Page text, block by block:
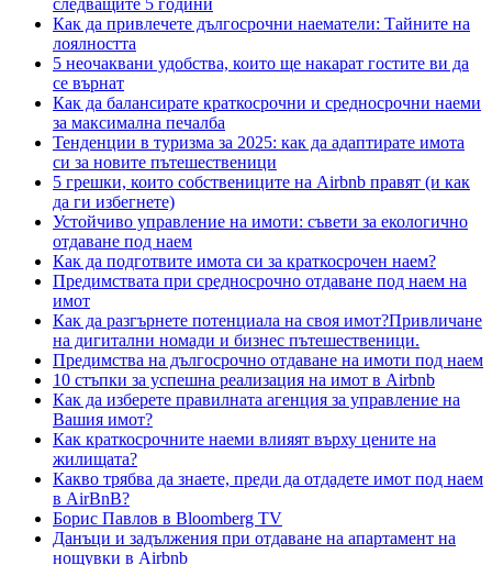
Как да привлечете дългосрочни наематели: Тайните на
лоялността
5 неочаквани удобства, които ще накарат гостите ви да
се върнат
Как да балансирате краткосрочни и средносрочни наеми
за максимална печалба
Тенденции в туризма за 2025: как да адаптирате имота
си за новите пътешественици
5 грешки, които собствениците на Airbnb правят (и как
да ги избегнете)
Устойчиво управление на имоти: съвети за екологично
отдаване под наем
Как да подготвите имота си за краткосрочен наем?
Предимствата при средносрочно отдаване под наем на
имот
Как да разгърнете потенциала на своя имот?Привличане
на дигитални номади и бизнес пътешественици.
Предимства на дългосрочно отдаване на имоти под наем
10 стъпки за успешна реализация на имот в Airbnb
Как да изберете правилната агенция за управление на
Вашия имот?
Как краткосрочните наеми влияят върху цените на
жилищата?
Какво трябва да знаете, преди да отдадете имот под наем
в AirBnB?
Борис Павлов в Bloomberg TV
Данъци и задължения при отдаване на апартамент на
нощувки в Airbnb